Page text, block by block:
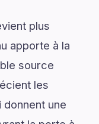
plus
apporte à la
source
les
une